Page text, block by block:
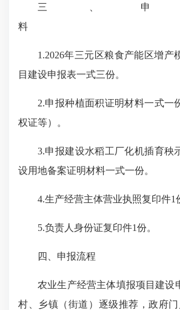
三、申
料
1.2026年三元区粮食产能区增产
目建设申报表一式三份。
2.申报种植面积证明材料一式一
权证等）。
3.申报建设水稻工厂化机插育秧
设用地备案证明材料一式一份。
4.生产经营主体营业执照复印件1
5.负责人身份证复印件1份。
四、申报流程
农业生产经营主体填报项目建设
村、乡镇（街道）逐级推荐，政府